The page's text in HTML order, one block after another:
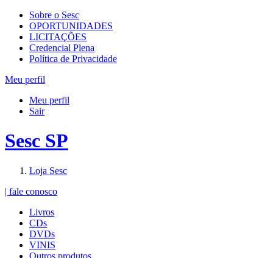
Sobre o Sesc
OPORTUNIDADES
LICITAÇÕES
Credencial Plena
Política de Privacidade
Meu perfil
Meu perfil
Sair
Sesc SP
Loja Sesc
| fale conosco
Livros
CDs
DVDs
VINIS
Outros produtos